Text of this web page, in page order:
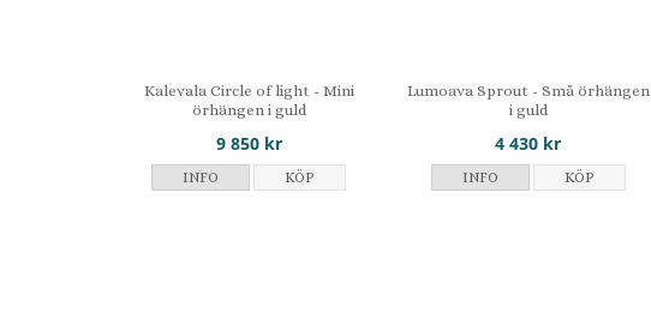
Kalevala Circle of light - Mini
örhängen i guld
9 850 kr
INFO KÖP
Lumoava Sprout - Små örhängen
i guld
4 430 kr
INFO KÖP